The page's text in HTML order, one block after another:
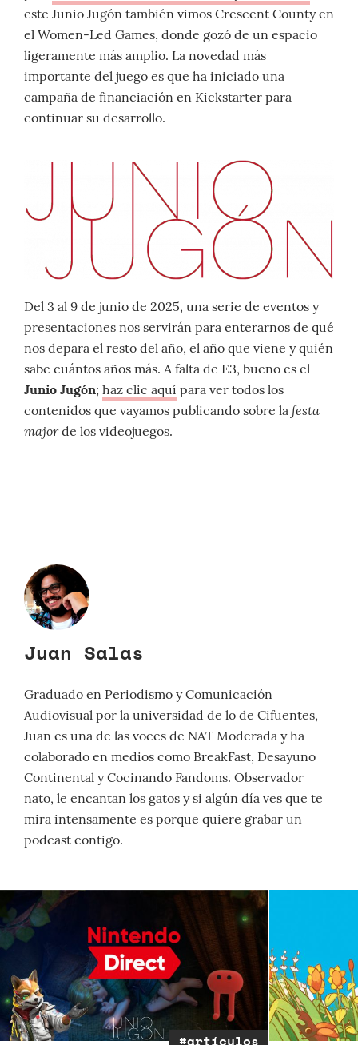
este Junio Jugón también vimos Crescent County en
el Women-Led Games, donde gozó de un espacio
ligeramente más amplio. La novedad más
importante del juego es que ha iniciado una
campaña de financiación en Kickstarter para
continuar su desarrollo.
Del 3 al 9 de junio de 2025, una serie de eventos y
presentaciones nos servirán para enterarnos de qué
nos depara el resto del año, el año que viene y quién
sabe cuántos años más. A falta de E3, bueno es el
Junio Jugón; haz clic aquí para ver todos los
contenidos que vayamos publicando sobre la festa
majorde los videojuegos.
Juan Salas
Graduado en Periodismo y Comunicación
Audiovisual por la universidad de lo de Cifuentes,
Juan es una de las voces de NAT Moderada y ha
colaborado en medios como BreakFast, Desayuno
Continental y Cocinando Fandoms. Observador
nato, le encantan los gatos y si algún día ves que te
mira intensamente es porque quiere grabar un
podcast contigo.
#artículos